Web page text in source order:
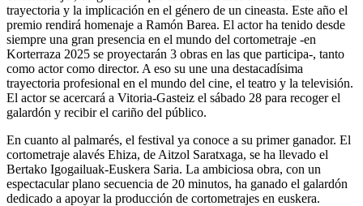
trayectoria y la implicación en el género de un cineasta. Este año el
premio rendirá homenaje a Ramón Barea. El actor ha tenido desde
siempre una gran presencia en el mundo del cortometraje -en
Korterraza 2025 se proyectarán 3 obras en las que participa-, tanto
como actor como director. A eso su une una destacadísima
trayectoria profesional en el mundo del cine, el teatro y la televisión.
El actor se acercará a Vitoria-Gasteiz el sábado 28 para recoger el
galardón y recibir el cariño del público.
En cuanto al palmarés, el festival ya conoce a su primer ganador. El
cortometraje alavés Ehiza, de Aitzol Saratxaga, se ha llevado el
Bertako Igogailuak-Euskera Saria. La ambiciosa obra, con un
espectacular plano secuencia de 20 minutos, ha ganado el galardón
dedicado a apoyar la producción de cortometrajes en euskera.